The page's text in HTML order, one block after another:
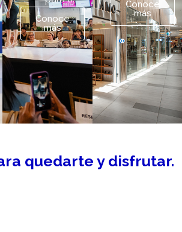
Conoce
más
Conoce
más
quedarte y disfrutar.